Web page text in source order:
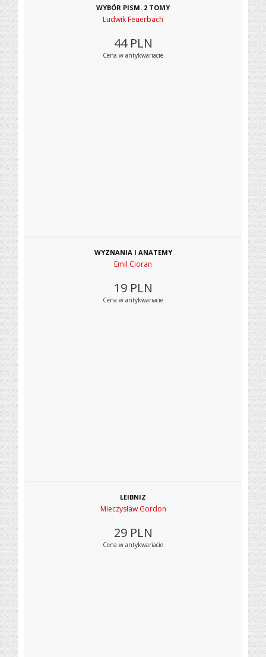
WYBÓR PISM. 2 TOMY
Ludwik Feuerbach
44 PLN
Cena w antykwariacie
WYZNANIA I ANATEMY
Emil Cioran
19 PLN
Cena w antykwariacie
LEIBNIZ
Mieczysław Gordon
29 PLN
Cena w antykwariacie